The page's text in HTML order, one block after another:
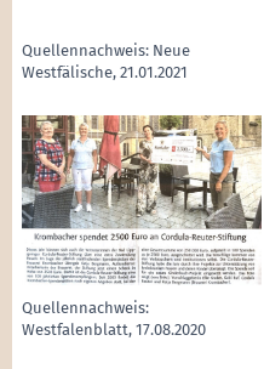
Quellennachweis: Neue
Westfälische, 21.01.2021
Quellennachweis:
Westfalenblatt, 17.08.2020